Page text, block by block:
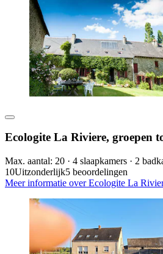
Ecologite La Riviere, groepen
Max. aantal: 20 · 4 slaapkamers · 2
10Uitzonderlijk5 beoordelingen
Meer informatie over Ecologite La